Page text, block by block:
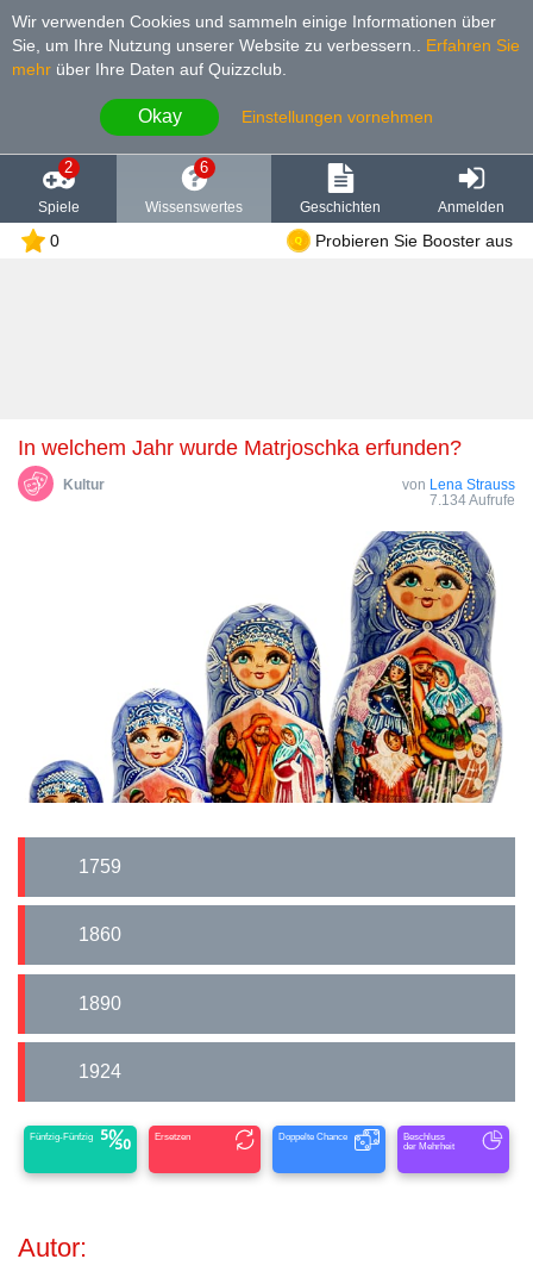
Wir verwenden Cookies und sammeln einige Informationen über
Sie, um Ihre Nutzung unserer Website zu verbessern.
Erfahren Sie
mehr über Ihre Daten auf Quizzclub.
Okay Einstellungen vornehmen
2
Spiele
6
Wissenswertes Geschichten Anmelden
0 Probieren Sie Booster aus
In welchem Jahr wurde Matrjoschka erfunden?
Kultur von Lena Strauss
7.134 Aufrufe
1759
1860
1890
1924
Fünfzig-Fünfzig Ersetzen Doppelte Chance
Beschluss
der Mehrheit
Autor: